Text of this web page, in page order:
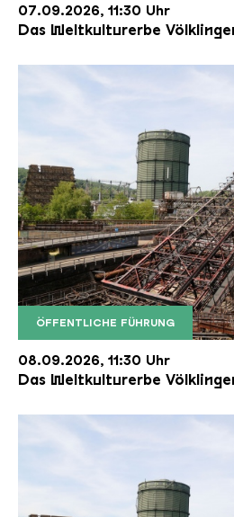
07.09.2026, 11:30 Uhr
Das Weltkulturerbe
ÖFFENTLICHE FÜHRUNG
Der Erzschrägaufzug der
Copyright: Weltkulturerbe
08.09.2026, 11:30 Uhr
Das Weltkulturerbe